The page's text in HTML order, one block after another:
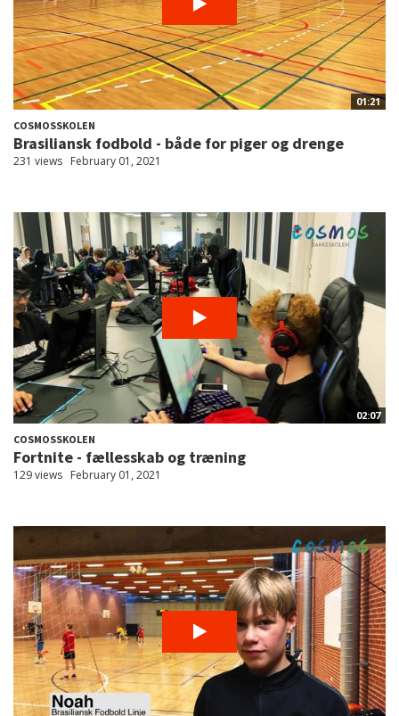
01:21
COSMOSSKOLEN
Brasiliansk fodbold - både for piger og drenge
231 views February 01, 2021
02:07
COSMOSSKOLEN
Fortnite - fællesskab og træning
129 views February 01, 2021